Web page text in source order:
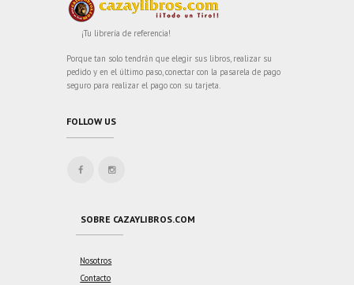
¡Tu librería de referencia!
Porque tan solo tendrán que elegir sus libros, realizar su
pedido y en el último paso, conectar con la pasarela de pago
seguro para realizar el pago con su tarjeta.
FOLLOW US
SOBRE CAZAYLIBROS.COM
Nosotros
Contacto